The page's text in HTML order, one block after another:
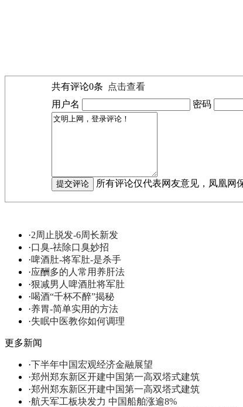
共有评论0条
点击查看
用户名
密码
所有评论仅代表网友意见，凤凰网
·2周止脱发-6周长新发
·口臭-祛除口臭妙招
·啤酒肚-将军肚-是杀手
·应酬多的人常用养肝法
·狠减男人啤酒肚将军肚
·喝酒“千杯不醉”揭秘
·养胃-简单实用的方法
·失眠中医教你如何调理
更多新闻
·下半年中国宏观经济金融展望
·郑州郑东新区开建中国第一高双塔式建筑
·郑州郑东新区开建中国第一高双塔式建筑
·航天军工板块发力 中国船舶涨逾8%